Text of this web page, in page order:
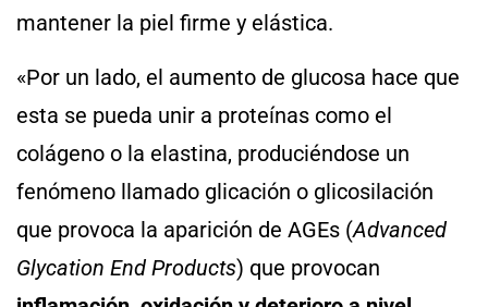
mantener la piel firme y elástica.
«Por un lado, el aumento de glucosa hace que
esta se pueda unir a proteínas como el
colágeno o la elastina, produciéndose un
fenómeno llamado glicación o glicosilación
que provoca la aparición de AGEs (Advanced
Glycation End Products) que provocan